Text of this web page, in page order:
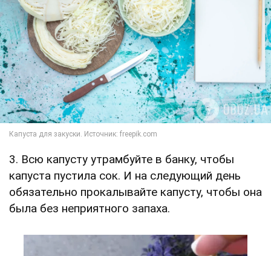
3. Всю капусту утрамбуйте в банку, чтобы
капуста пустила сок. И на следующий день
обязательно прокалывайте капусту, чтобы она
была без неприятного запаха.